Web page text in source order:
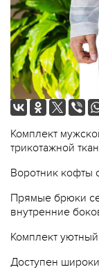
Комплект
трикотажной
Воротник кофты
Прямые брюки
внутренние
Комплект
Доступен